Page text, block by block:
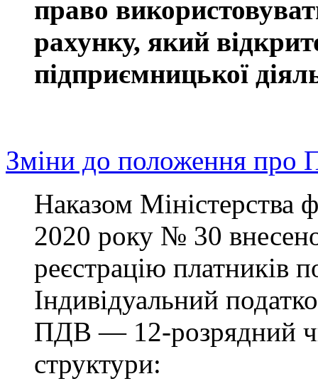
право
рахунку, який
підприємницької
Зміни до положення про
Наказом Міністерства
2020 року № 30
реєстрацію платників
Індивідуальний
ПДВ — 12-розрядний
структури: